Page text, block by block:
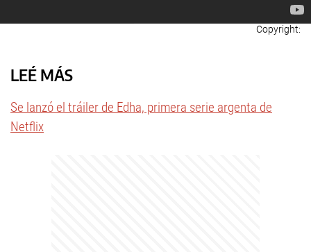
LEÉ MÁS
Se lanzó el tráiler de Edha, primera serie argenta de
Netflix